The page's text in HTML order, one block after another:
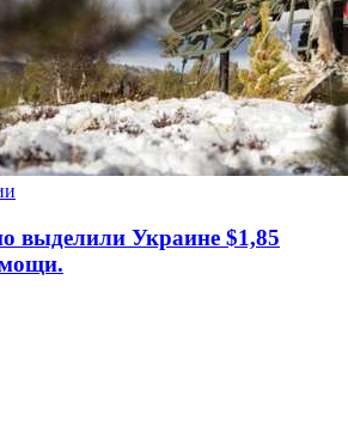
Украине $1,85